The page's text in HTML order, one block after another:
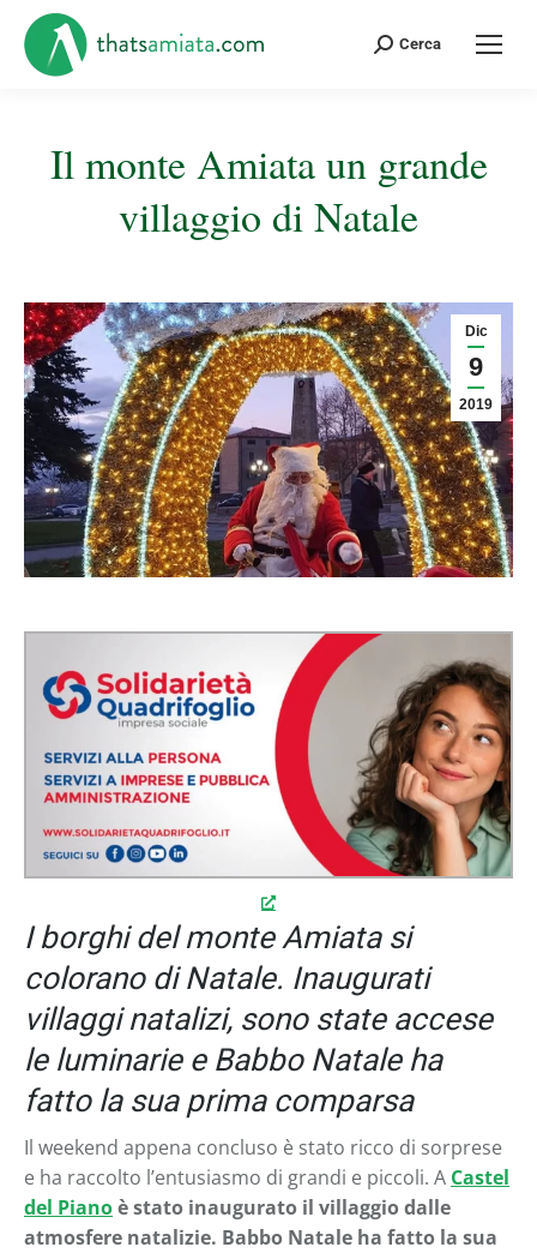
Cerca:
Cerca
Il monte Amiata un grande
villaggio di Natale
Dic
9
2019
I borghi del monte Amiata si
colorano di Natale. Inaugurati
villaggi natalizi, sono state accese
le luminarie e Babbo Natale ha
fatto la sua prima comparsa
Il weekend appena concluso è stato ricco di sorprese
e ha raccolto l’entusiasmo di grandi e piccoli. A Castel
del Pianoè stato inaugurato il villaggio dalle
atmosfere natalizie. Babbo Natale ha fatto la sua